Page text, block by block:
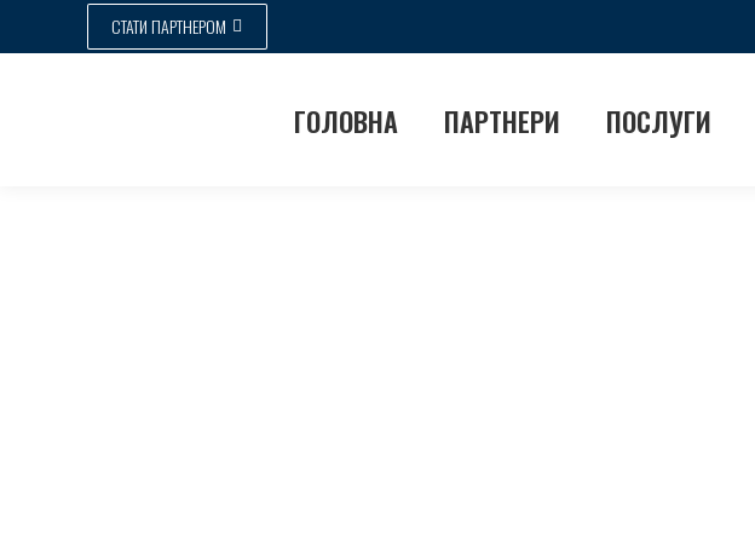
СТАТИ ПАРТНЕРОМ
ГОЛОВНА ПАРТНЕРИ ПОСЛУГИ